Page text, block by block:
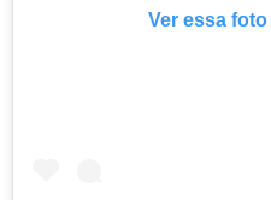
Ver essa